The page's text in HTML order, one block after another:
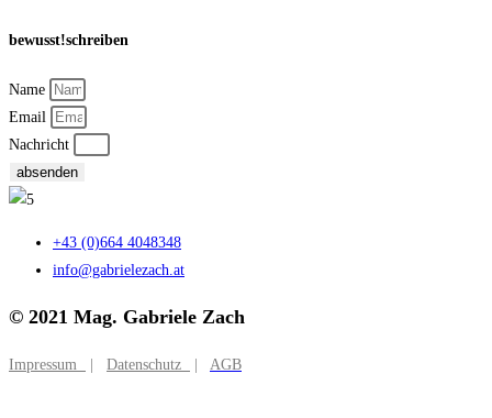
bewusst!schreiben
Name
Email
Nachricht
absenden
+43 (0)664 4048348
info@gabrielezach.at
© 2021 Mag. Gabriele Zach
Impressum Datenschutz AGB